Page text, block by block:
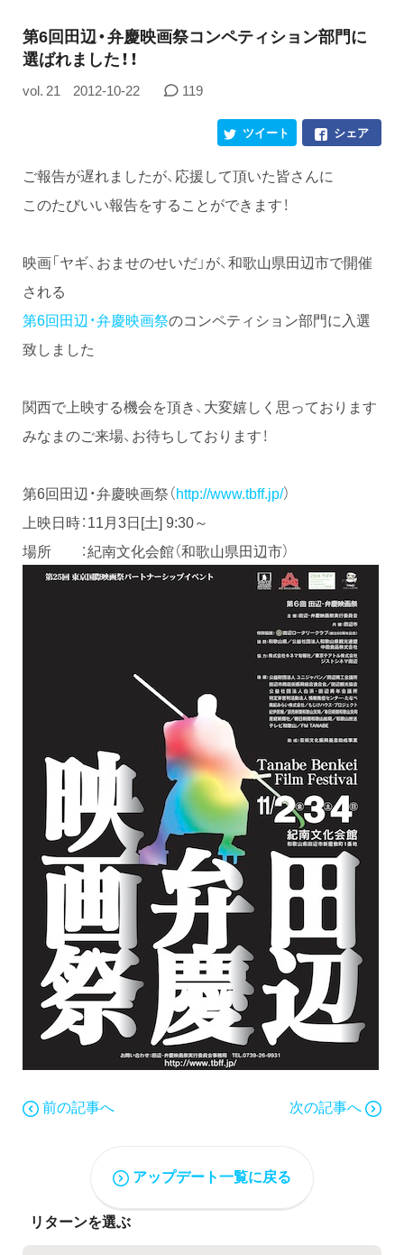
第6回田辺・弁慶映画祭コンペティション部門に
選ばれました！！
vol. 21 2012-10-22 119
シェア
ツイート
ご報告が遅れましたが、応援して頂いた皆さんに
このたびいい報告をすることができます！
映画「ヤギ、おませのせいだ」が、和歌山県田辺市で開催
される
第6回田辺・弁慶映画祭のコンペティション部門に入選
致しました
関西で上映する機会を頂き、大変嬉しく思っております
みなまのご来場、お待ちしております！
第6回田辺・弁慶映画祭（http://www.tbff.jp/）
上映日時：11月3日[土] 9:30～
場所 ：紀南文化会館（和歌山県田辺市）
前の記事へ 次の記事へ
アップデート一覧に戻る
リターンを選ぶ